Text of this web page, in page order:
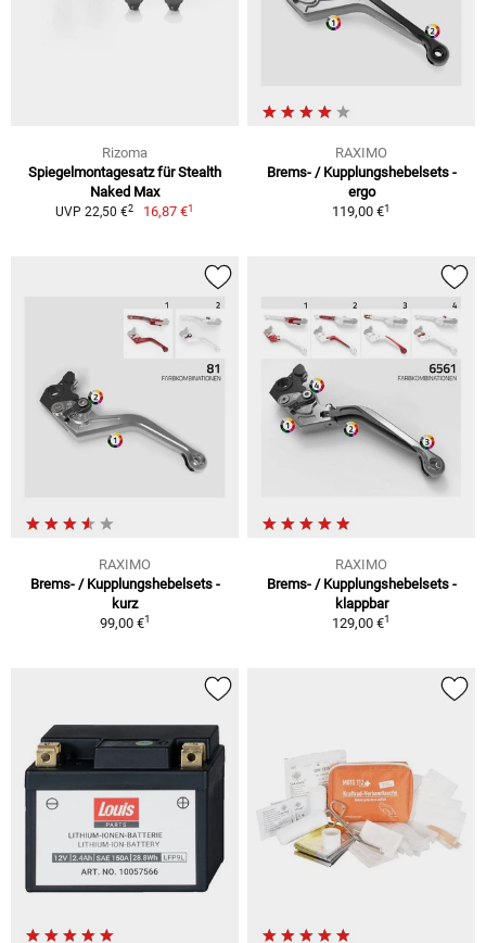
Rizoma
Spiegelmontagesatz für Stealth
Naked Max
UVP 22,50 €2 16,87 €1
RAXIMO
Brems- / Kupplungshebelsets -
ergo
119,00 €1
RAXIMO
Brems- / Kupplungshebelsets -
kurz
99,00 €1
RAXIMO
Brems- / Kupplungshebelsets -
klappbar
129,00 €1